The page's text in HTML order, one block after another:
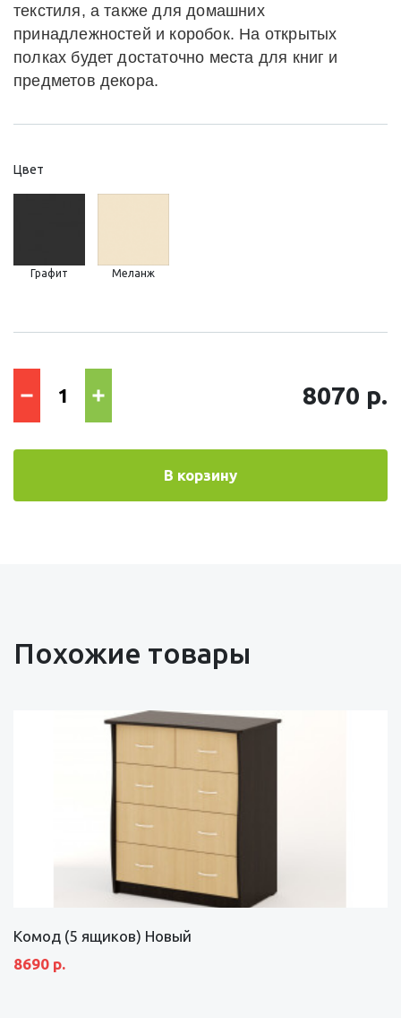
текстиля, а также для домашних
принадлежностей и коробок. На открытых
полках будет достаточно места для книг и
предметов декора.
Цвет
Графит Меланж
8070 р.
В корзину
Похожие товары
Комод (5 ящиков) Новый
8690 р.